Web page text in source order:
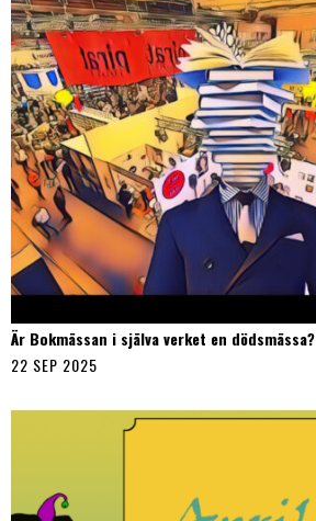
Är Bokmässan i själva verket en dödsmässa?
22 SEP 2025